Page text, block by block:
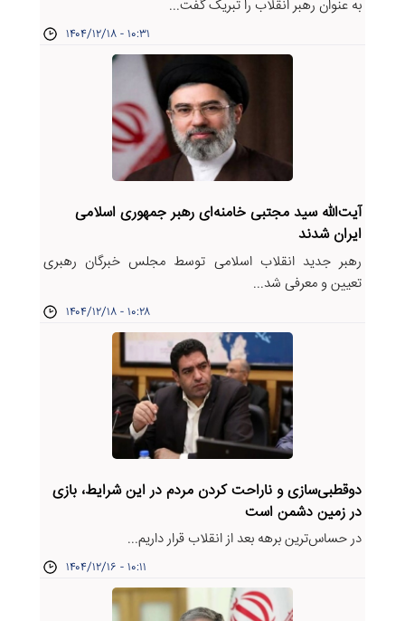
به عنوان رهبر انقلاب را تبریک گفت...
۱۴۰۴/۱۲/۱۸ - ۱۰:۳۱
آیت‌الله سید مجتبی خامنه‌ای رهبر جمهوری اسلامی
ایران شدند
رهبر جدید انقلاب اسلامی توسط مجلس خبرگان رهبری
تعیین و معرفی شد...
۱۴۰۴/۱۲/۱۸ - ۱۰:۲۸
دوقطبی‌سازی و ناراحت کردن مردم در این شرایط، بازی
در زمین دشمن است
در حساس‌ترین برهه بعد از انقلاب قرار داریم...
۱۴۰۴/۱۲/۱۶ - ۱۰:۱۱